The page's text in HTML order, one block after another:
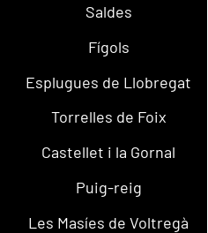
Saldes
Fígols
Esplugues de Llobregat
Torrelles de Foix
Castellet i la Gornal
Puig-reig
Les Masíes de Voltregà